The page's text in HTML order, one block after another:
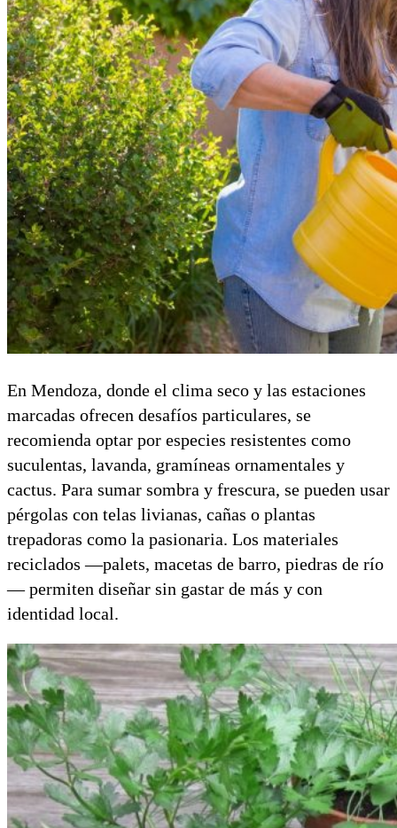
En Mendoza, donde el clima seco y las estaciones
marcadas ofrecen desafíos particulares, se
recomienda optar por especies resistentes como
suculentas, lavanda, gramíneas ornamentales y
cactus. Para sumar sombra y frescura, se pueden usar
pérgolas con telas livianas, cañas o plantas
trepadoras como la pasionaria. Los materiales
reciclados —palets, macetas de barro, piedras de río
— permiten diseñar sin gastar de más y con
identidad local.